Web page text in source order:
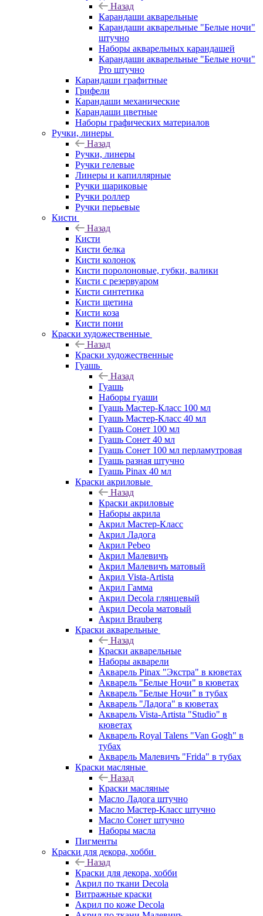
Назад
Карандаши акварельные
Карандаши акварельные "Белые ночи"
штучно
Наборы акварельных карандашей
Карандаши акварельные "Белые ночи"
Pro штучно
Карандаши графитные
Грифели
Карандаши механические
Карандаши цветные
Наборы графических материалов
Ручки, линеры
Назад
Ручки, линеры
Ручки гелевые
Линеры и капиллярные
Ручки шариковые
Ручки роллер
Ручки перьевые
Кисти
Назад
Кисти
Кисти белка
Кисти колонок
Кисти поролоновые, губки, валики
Кисти с резервуаром
Кисти синтетика
Кисти щетина
Кисти коза
Кисти пони
Краски художественные
Назад
Краски художественные
Гуашь
Назад
Гуашь
Наборы гуаши
Гуашь Мастер-Класс 100 мл
Гуашь Мастер-Класс 40 мл
Гуашь Сонет 100 мл
Гуашь Сонет 40 мл
Гуашь Сонет 100 мл перламутровая
Гуашь разная штучно
Гуашь Pinax 40 мл
Краски акриловые
Назад
Краски акриловые
Наборы акрила
Акрил Мастер-Класс
Акрил Ладога
Акрил Pebeo
Акрил Малевичъ
Акрил Малевичъ матовый
Акрил Vista-Artista
Акрил Гамма
Акрил Decola глянцевый
Акрил Decola матовый
Акрил Brauberg
Краски акварельные
Назад
Краски акварельные
Наборы акварели
Акварель Pinax "Экстра" в кюветах
Акварель "Белые Ночи" в кюветах
Акварель "Белые Ночи" в тубах
Акварель "Ладога" в кюветах
Акварель Vista-Artista "Studio" в
кюветах
Акварель Royal Talens "Van Gogh" в
тубах
Акварель Малевичъ "Frida" в тубах
Краски масляные
Назад
Краски масляные
Масло Ладога штучно
Масло Мастер-Класс штучно
Масло Сонет штучно
Наборы масла
Пигменты
Краски для декора, хобби
Назад
Краски для декора, хобби
Акрил по ткани Decola
Витражные краски
Акрил по коже Decola